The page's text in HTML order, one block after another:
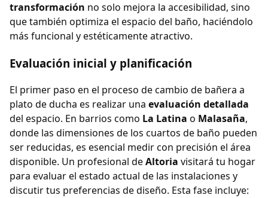
transformación no solo mejora la accesibilidad, sino
que también optimiza el espacio del baño, haciéndolo
más funcional y estéticamente atractivo.
Evaluación inicial y planificación
El primer paso en el proceso de cambio de bañera a
plato de ducha es realizar una evaluación detallada
del espacio. En barrios como La Latina o Malasaña,
donde las dimensiones de los cuartos de baño pueden
ser reducidas, es esencial medir con precisión el área
disponible. Un profesional deAltoria visitará tu hogar
para evaluar el estado actual de las instalaciones y
discutir tus preferencias de diseño. Esta fase incluye: